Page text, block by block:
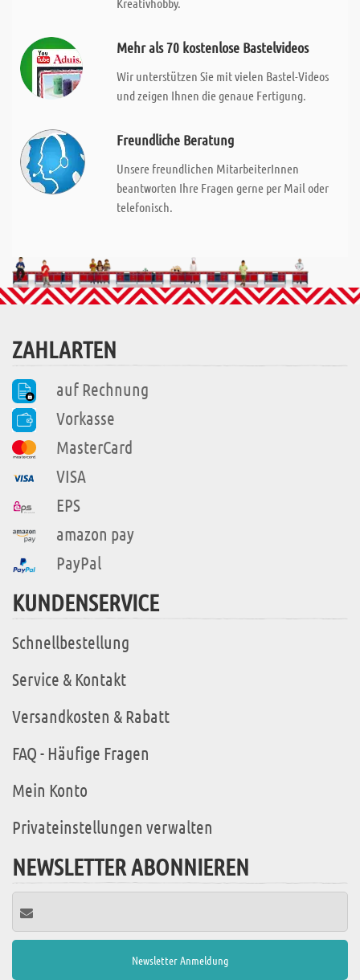
Mehr als 70 kostenlose Bastelvideos
Wir unterstützen Sie mit vielen Bastel-Videos
und zeigen Ihnen die genaue Fertigung.
Freundliche Beratung
Unsere freundlichen MitarbeiterInnen
beantworten Ihre Fragen gerne per Mail oder
telefonisch.
ZAHLARTEN
auf Rechnung
Vorkasse
MasterCard
VISA
EPS
amazon pay
PayPal
KUNDENSERVICE
Schnellbestellung
Service & Kontakt
Versandkosten & Rabatt
FAQ - Häufige Fragen
Mein Konto
Privateinstellungen verwalten
NEWSLETTER ABONNIEREN